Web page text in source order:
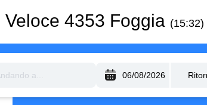
4353 Foggia (15:32)